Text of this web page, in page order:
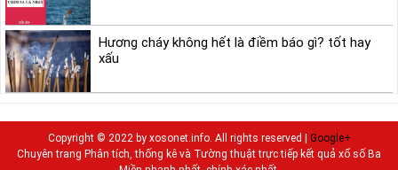
Hương cháy không hết là điềm báo gì? tốt hay
xấu
Copyright © 2022 by xosonet.info. All rights reserved | Google+
Chuyên trang Phân tích, thống kê và Tường thuật trực tiếp kết quả xổ số Ba